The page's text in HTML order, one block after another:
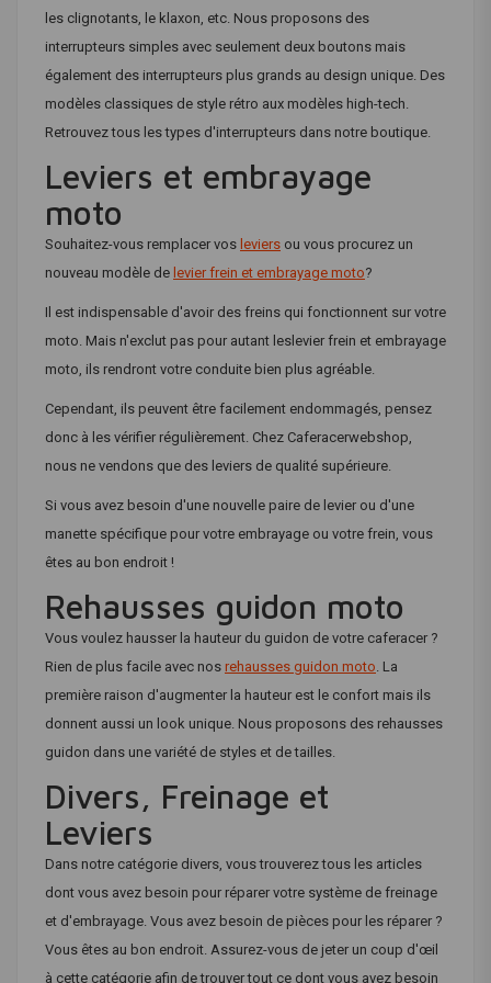
les clignotants, le klaxon, etc. Nous proposons des
interrupteurs simples avec seulement deux boutons mais
également des interrupteurs plus grands au design unique. Des
modèles classiques de style rétro aux modèles high-tech.
Retrouvez tous les types d'interrupteurs dans notre boutique.
Leviers et embrayage
moto
Souhaitez-vous remplacer vos leviers ou vous procurez un
nouveau modèle de levier frein et embrayage moto?
Il est indispensable d'avoir des freins qui fonctionnent sur votre
moto. Mais n'exclut pas pour autant leslevier frein et embrayage
moto, ils rendront votre conduite bien plus agréable.
Cependant, ils peuvent être facilement endommagés, pensez
donc à les vérifier régulièrement. Chez Caferacerwebshop,
nous ne vendons que des leviers de qualité supérieure.
Si vous avez besoin d'une nouvelle paire de levier ou d'une
manette spécifique pour votre embrayage ou votre frein, vous
êtes au bon endroit !
Rehausses guidon moto
Vous voulez hausser la hauteur du guidon de votre caferacer ?
Rien de plus facile avec nos rehausses guidon moto. La
première raison d'augmenter la hauteur est le confort mais ils
donnent aussi un look unique. Nous proposons des rehausses
guidon dans une variété de styles et de tailles.
Divers, Freinage et
Leviers
Dans notre catégorie divers, vous trouverez tous les articles
dont vous avez besoin pour réparer votre système de freinage
et d'embrayage. Vous avez besoin de pièces pour les réparer ?
Vous êtes au bon endroit. Assurez-vous de jeter un coup d'œil
à cette catégorie afin de trouver tout ce dont vous avez besoin